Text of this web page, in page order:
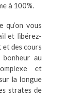
à 100%.
qu’on vous
et libérez-
et des cours
au
et
la longue
strates de